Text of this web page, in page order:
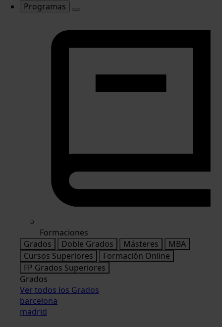
Programas
Formaciones
Grados
Doble Grados Másteres
MBA
Cursos Superiores
Formación Online
FP Grados Superiores
Grados
Ver todos los Grados
barcelona
madrid